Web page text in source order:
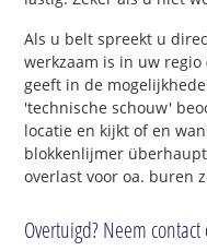
Als u belt spreekt u
werkzaam is in uw
geeft in de
'technische schouw'
locatie en kijkt of en
blokkenlijmer
overlast voor oa. buren
Overtuigd? Neem contact